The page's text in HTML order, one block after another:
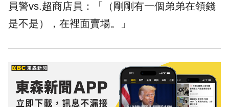
員警vs.超商店員：「（剛剛有一個弟弟在領錢
是不是），在裡面賣場。」